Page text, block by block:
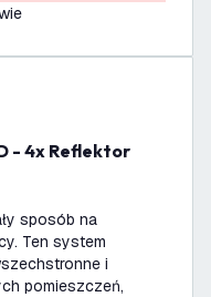
sposób na
Ten system
i
pomieszczeń,